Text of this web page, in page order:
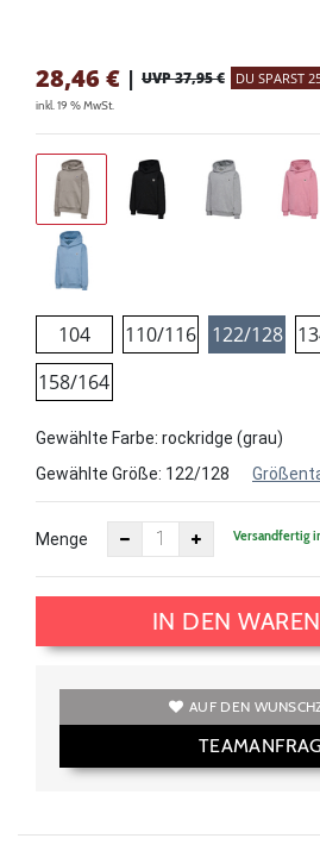
28,46 € | UVP 37,95 € DU SPARST
inkl. 19 % MwSt.
104 110/116 122/128
158/164
Gewählte Farbe: rockridge (grau)
Gewählte Größe: 122/128
Menge Versandfertig
IN DEN
AUF DEN